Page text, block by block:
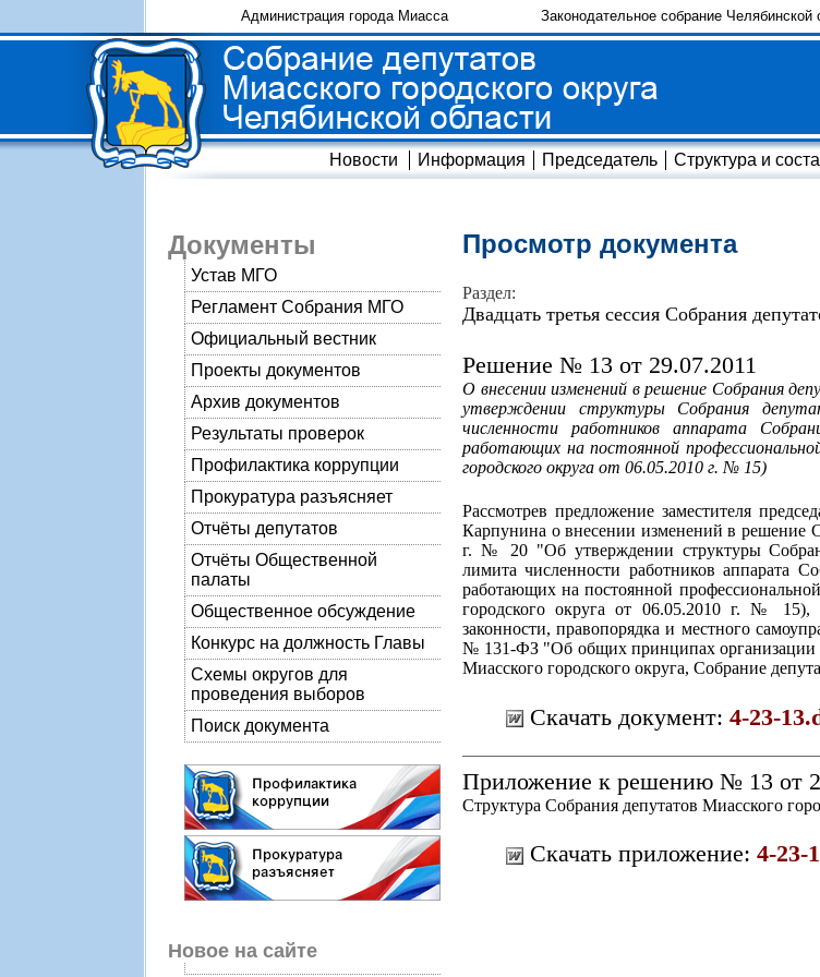
Администрация города Миасса Законодательное собрание Челябинской
Новости Информация Председатель Структура и
Документы
Устав МГО
Регламент Собрания МГО
Официальный вестник
Проекты документов
Архив документов
Результаты проверок
Профилактика коррупции
Прокуратура разъясняет
Отчёты депутатов
Отчёты Общественной
палаты
Общественное обсуждение
Конкурс на должность Главы
Схемы округов для
проведения выборов
Поиск документа
Новое на сайте
Просмотр документа
Раздел:
Двадцать третья сессия Собрания
Решение № 13 от 29.07.2011
О внесении изменений в решение Собрания
утверждении структуры Собрания
численности работников аппарата
работающих на постоянной
городского округа от 06.05.2010 г. № 15)
Рассмотрев предложение заместителя
Карпунина о внесении изменений в решение
г. № 20 "Об утверждении структуры
лимита численности работников аппарата
работающих на постоянной
городского округа от 06.05.2010 г. № 15),
законности, правопорядка и местного
№ 131-ФЗ "Об общих принципах организации
Миасского городского округа, Собрание
Скачать документ: 4-23-
Приложение к решению № 13 от
Структура Собрания депутатов Миасского
Скачать приложение: 4-23-